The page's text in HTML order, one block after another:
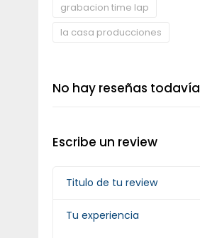
grabacion time lap
la casa producciones
No hay reseñas todavía
Escribe un review